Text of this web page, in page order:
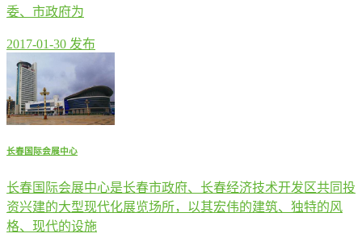
委、市政府为
2017-01-30 发布
长春国际会展中心
长春国际会展中心是长春市政府、长春经济技术开发区共同投
资兴建的大型现代化展览场所，以其宏伟的建筑、独特的风
格、现代的设施